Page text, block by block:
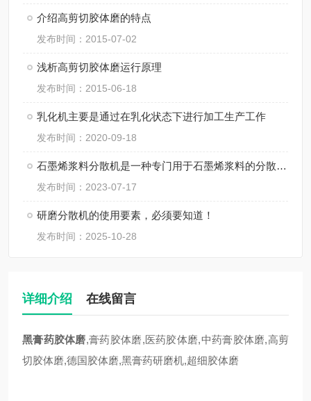
介绍高剪切胶体磨的特点
发布时间：2015-07-02
浅析高剪切胶体磨运行原理
发布时间：2015-06-18
乳化机主要是通过在乳化状态下进行加工生产工作
发布时间：2020-09-18
石墨烯浆料分散机是一种专门用于石墨烯浆料的分散和均匀化处理的设备
发布时间：2023-07-17
研磨分散机的使用要素，必须要知道！
发布时间：2025-10-28
详细介绍 在线留言
黑膏药胶体磨,膏药胶体磨,医药胶体磨,中药膏胶体磨,高剪
切胶体磨,德国胶体磨,黑膏药研磨机,超细胶体磨